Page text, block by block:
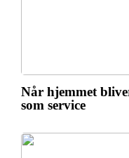
Når hjemmet
som service